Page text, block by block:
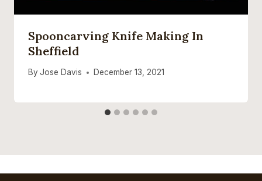
Spooncarving Knife Making In
Sheffield
By Jose Davis December 13, 2021